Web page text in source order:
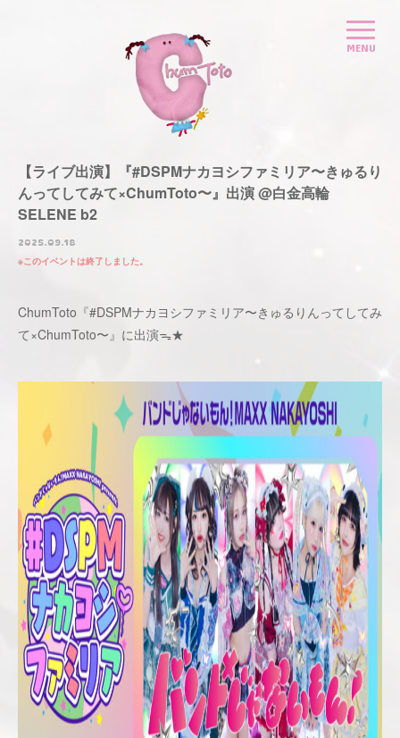
【ライブ出演】『#DSPMナカヨシファミリア〜きゅるり
んってしてみて×ChumToto〜』出演 @白金高輪
SELENE b2
2025.09.18
このイベントは終了しました。
ChumToto『#DSPMナカヨシファミリア〜きゅるりんってしてみ
て×ChumToto〜』に出演ᯓ★